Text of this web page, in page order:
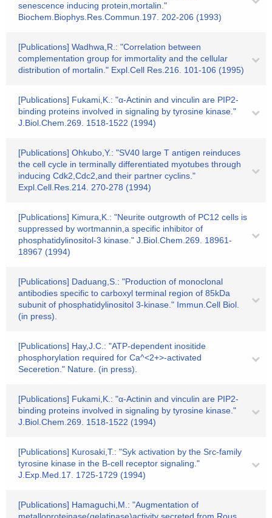
senescence inducing protein,mortalin."
Biochem.Biophys.Res.Commun.197. 202-206 (1993)
[Publications] Wadhwa,R.: "Correlation between
complementation group for immortality and the cellular
distribution of mortalin." Expl.Cell Res.216. 101-106 (1995)
[Publications] Fukami,K.: "α-Actinin and vinculin are PIP2-
binding proteins involved in signaling by tyrosine kinase."
J.Biol.Chem.269. 1518-1522 (1994)
[Publications] Ohkubo,Y.: "SV40 large T antigen reinduces
the cell cycle in terminally differentiated myotubes through
inducing Cdk2,Cdc2,and their partner cyclins."
Expl.Cell.Res.214. 270-278 (1994)
[Publications] Kimura,K.: "Neurite outgrowth of PC12 cells is
suppressed by wortmannin,a specific inhibitor of
phosphatidylinositol-3 kinase." J.Biol.Chem.269. 18961-
18967 (1994)
[Publications] Daduang,S.: "Production of monoclonal
antibodies specific to carboxyl terminal region of 85kDa
subunit of phosphatidylinositol 3-kinase." Immun.Cell Biol.
(in press).
[Publications] Hay,J.C.: "ATP-dependent inositide
phosphorylation required for Ca^<2+>-activated
Seceretion." Nature. (in press).
[Publications] Fukami,K.: "α-Actinin and vinculin are PIP2-
binding proteins involved in signaling by tyrosine kinase."
J.Biol.Chem.269. 1518-1522 (1994)
[Publications] Kurosaki,T.: "Syk activation by the Src-family
tyrosine kinase in the B-cell receptor signaling."
J.Exp.Med.17. 1725-1729 (1994)
[Publications] Hamaguchi,M.: "Augmentation of